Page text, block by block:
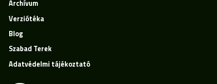
Archívum
Verziótéka
Blog
Szabad Terek
Adatvédelmi tájékoztató